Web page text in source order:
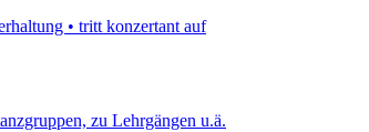
• tritt konzertant auf
zu Lehrgängen u.ä.